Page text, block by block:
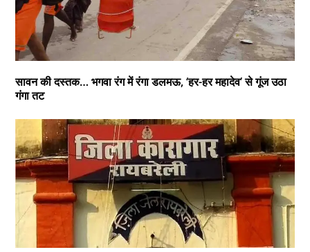
सावन की दस्तक… भगवा रंग में रंगा डलमऊ, ‘हर-हर महादेव’ से गूंज उठा
गंगा तट